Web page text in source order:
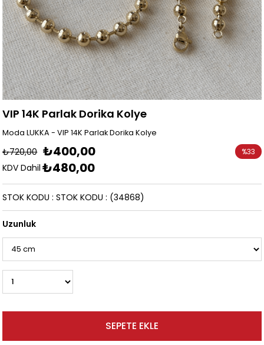
VIP 14K Parlak Dorika Kolye
Moda LUKKA - VIP 14K Parlak Dorika Kolye
₺720,00 ₺400,00
KDV Dahil ₺480,00
%33
(34868)
STOK KODU STOK KODU
Uzunluk